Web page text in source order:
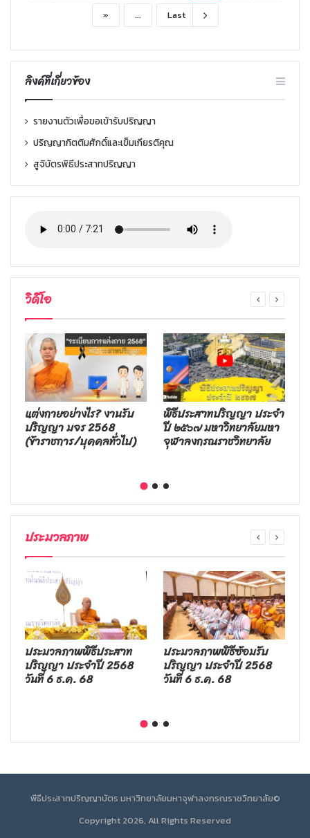
» ... Last
ลิงค์ที่เกี่ยวข้อง
รายงานตัวเพื่อขอเข้ารับปริญญา
ปริญญากิตติมศักดิ์และเข็มเกียรติคุณ
สูจิบัตรพิธีประสาทปริญญา
วิดีโอ
แต่งกายอย่างไร? งานรับ
ปริญญา มจร 2568
(ข้าราชการ/บุคคลทั่วไป)
พิธีประสาทปริญญา ประจำ
ปี ๒๕๖๗ มหาวิทยาลัยมหา
จุฬาลงกรณราชวิทยาลัย
ประมวลภาพ
ประมวลภาพพิธีประสาท
ปริญญา ประจำปี 2568
วันที่ 6 ธ.ค. 68
ประมวลภาพพิธีซ้อมรับ
ปริญญา ประจำปี 2568
วันที่ 6 ธ.ค. 68
พีธีประสาทปริญญาบัตร มหาวิทยาลัยมหาจุฬาลงกรณราชวิทยาลัย©
Copyright 2026, All Rights Reserved